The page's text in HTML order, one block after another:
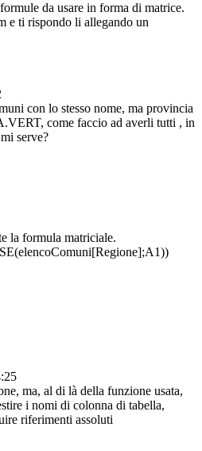
da usare in forma di matrice.
e ti rispondo li allegando un
con lo stesso nome, ma provincia
come faccio ad averli tutti , in
serve?
la formula matriciale.
ma, al di là della funzione usata,
i nomi di colonna di tabella,
riferimenti assoluti